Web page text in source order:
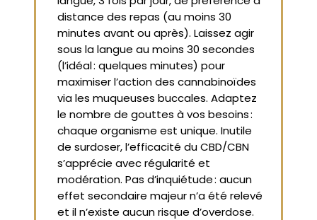
distance des repas (au moins 30
minutes avant ou après). Laissez agir
sous la langue au moins 30 secondes
(l’idéal : quelques minutes) pour
maximiser l’action des cannabinoïdes
via les muqueuses buccales. Adaptez
le nombre de gouttes à vos besoins :
chaque organisme est unique. Inutile
de surdoser, l’efficacité du CBD/CBN
s’apprécie avec régularité et
modération. Pas d’inquiétude : aucun
effet secondaire majeur n’a été relevé
et il n’existe aucun risque d’overdose.